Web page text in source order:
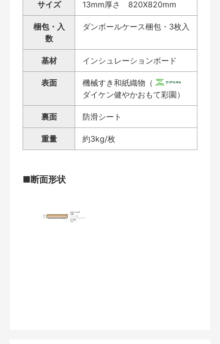
サイズ 13mm厚さ 820X820mm
梱包・入
数
ダンボールケース梱包・3枚入
基材 インシュレーションボード
表面
機械すき和紙織物（
ダイケン健やかおもて彩園）
裏面 防滑シート
重量 約3kg/枚
■断面形状